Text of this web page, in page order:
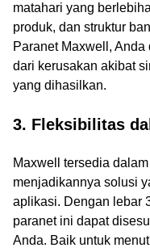
matahari yang
produk, dan struktur
Paranet Maxwell,
dari kerusakan akibat
yang dihasilkan.
3. Fleksibilitas
Maxwell tersedia
menjadikannya solusi
aplikasi. Dengan lebar
paranet ini dapat
Anda. Baik untuk